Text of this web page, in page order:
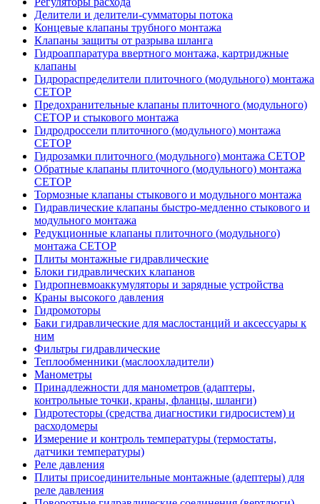
Делители и делители-сумматоры потока
Концевые клапаны трубного монтажа
Клапаны защиты от разрыва шланга
Гидроаппаратура ввертного монтажа, картриджные
клапаны
Гидрораспределители плиточного (модульного) монтажa
CETOP
Предохранительные клапаны плиточного (модульного)
CETOP и стыкового монтажа
Гидродроссели плиточного (модульного) монтажа
CETOP
Гидрозамки плиточного (модульного) монтажа CETOP
Обратные клапаны плиточного (модульного) монтажа
CETOP
Тормозные клапаны стыкового и модульного монтажа
Гидравлические клапаны быстро-медленно стыкового и
модульного монтажа
Редукционные клапаны плиточного (модульного)
монтажа CETOP
Плиты монтажные гидравлические
Блоки гидравлических клапанов
Гидропневмоаккумуляторы и зарядные устройства
Краны высокого давления
Гидромоторы
Баки гидравлические для маслостанций и аксессуары к
ним
Фильтры гидравлические
Теплообменники (маслоохладители)
Манометры
Принадлежности для манометров (адаптеры,
контрольные точки, краны, фланцы, шланги)
Гидротесторы (средства диагностики гидросистем) и
расходомеры
Измерение и контроль температуры (термостаты,
датчики температуры)
Реле давления
Плиты присоединительные монтажные (адептеры) для
реле давления